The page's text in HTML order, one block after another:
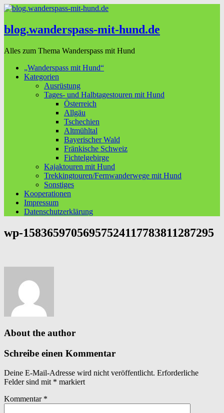
blog.wanderspass-mit-hund.de
Alles zum Thema Wanderspass mit Hund
„Wanderspass mit Hund“
Kategorien
Ausrüstung
Tages- und Halbtagestouren mit Hund
Österreich
Allgäu
Tschechien
Altmühltal
Bayerischer Wald
Fränkische Schweiz
Fichtelgebirge
Kajaktouren mit Hund
Trekkingtouren/Fernwanderwege mit Hund
Sonstiges
Kooperationen
Impressum
Datenschutzerklärung
wp-15836597056957524117783811287295
About the author
Schreibe einen Kommentar
Deine E-Mail-Adresse wird nicht veröffentlicht. Erforderliche
Felder sind mit * markiert
Kommentar *